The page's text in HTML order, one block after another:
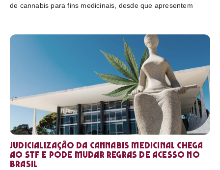
de cannabis para fins medicinais, desde que apresentem
Judicialização da cannabis medicinal chega
ao STF e pode mudar regras de acesso no
Brasil